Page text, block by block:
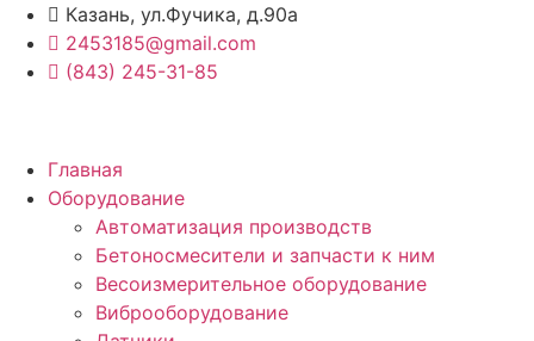
Перейти
содержимому
Казань, ул.Фучика, д.90а
2453185@gmail.com
(843) 245-31-85
Главная
Оборудование
Автоматизация производств
Бетоносмесители и запчасти к ним
Весоизмерительное оборудование
Виброоборудование